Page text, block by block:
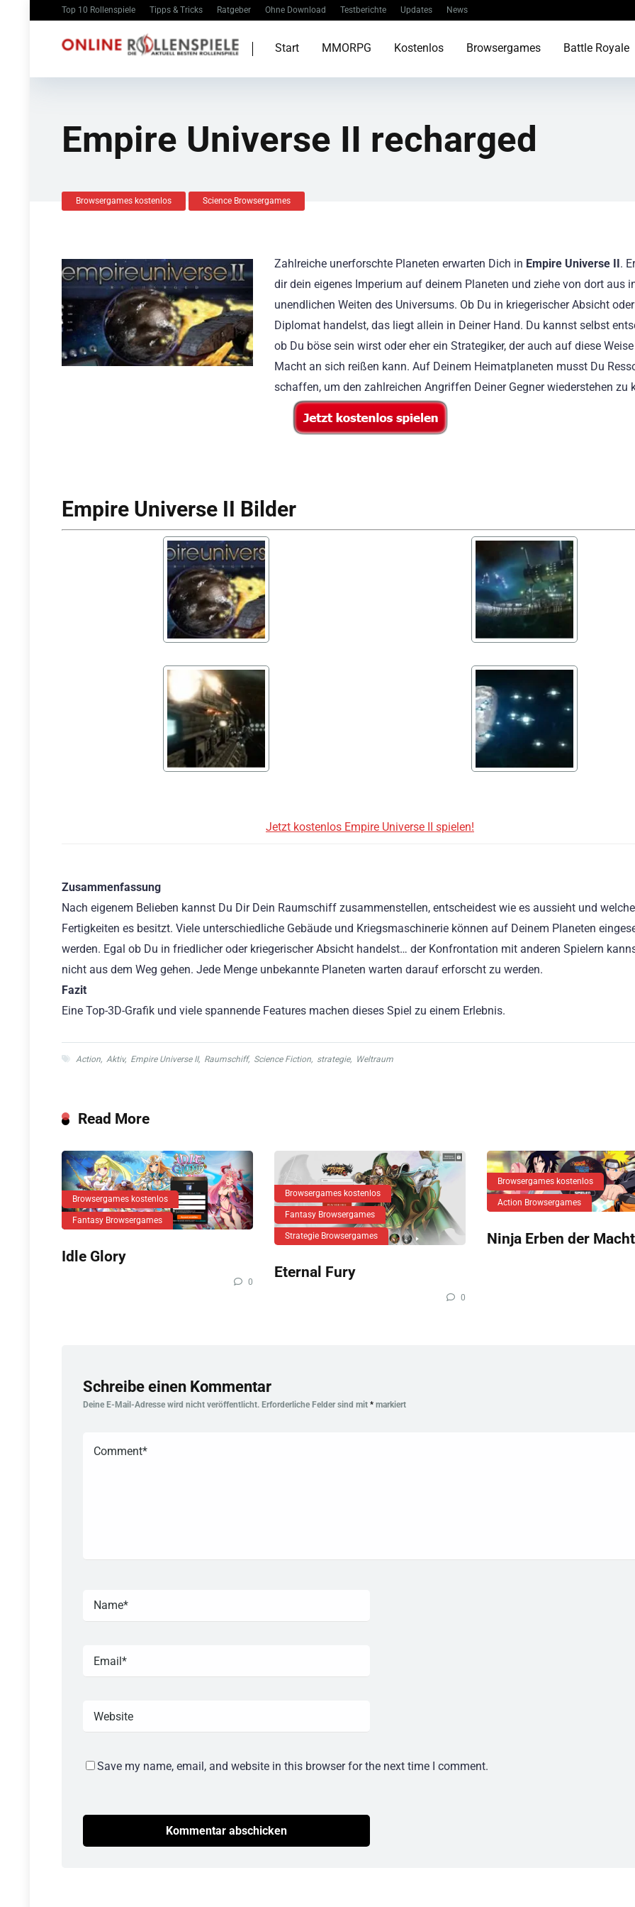
Top 10 Rollenspiele Tipps & Tricks Ratgeber Ohne Download Testberichte Updates News
Start MMORPG Kostenlos Browsergames Battle Royale
Empire Universe II recharged
Browsergames kostenlos Science Browsergames
Zahlreiche unerforschte Planeten erwarten Dich in Empire Universe II.
dir dein eigenes Imperium auf deinem Planeten und ziehe von dort aus
unendlichen Weiten des Universums. Ob Du in kriegerischer Absicht
Diplomat handelst, das liegt allein in Deiner Hand. Du kannst selbst
ob Du böse sein wirst oder eher ein Strategiker, der auch auf diese
Macht an sich reißen kann. Auf Deinem Heimatplaneten musst Du
schaffen, um den zahlreichen Angriffen Deiner Gegner wiederstehen zu
Empire Universe II Bilder
Jetzt kostenlos Empire Universe II spielen!
Zusammenfassung
Nach eigenem Belieben kannst Du Dir Dein Raumschiff zusammenstellen, entscheidest wie es aussieht und welche
Fertigkeiten es besitzt. Viele unterschiedliche Gebäude und Kriegsmaschinerie können auf Deinem Planeten
werden. Egal ob Du in friedlicher oder kriegerischer Absicht handelst… der Konfrontation mit anderen Spielern
nicht aus dem Weg gehen. Jede Menge unbekannte Planeten warten darauf erforscht zu werden.
Fazit
Eine Top-3D-Grafik und viele spannende Features machen dieses Spiel zu einem Erlebnis.
Action, Aktiv, Empire Universe II, Raumschiff, Science Fiction, strategie, Weltraum
Read More
Browsergames kostenlos
Fantasy Browsergames
Idle Glory
0
Browsergames kostenlos
Fantasy Browsergames
Strategie Browsergames
Eternal Fury
0
Browsergames kostenlos
Action Browsergames
Ninja Erben der Macht
Schreibe einen Kommentar
Deine E-Mail-Adresse wird nicht veröffentlicht. Erforderliche Felder sind mit * markiert
Save my name, email, and website in this browser for the next time I comment.